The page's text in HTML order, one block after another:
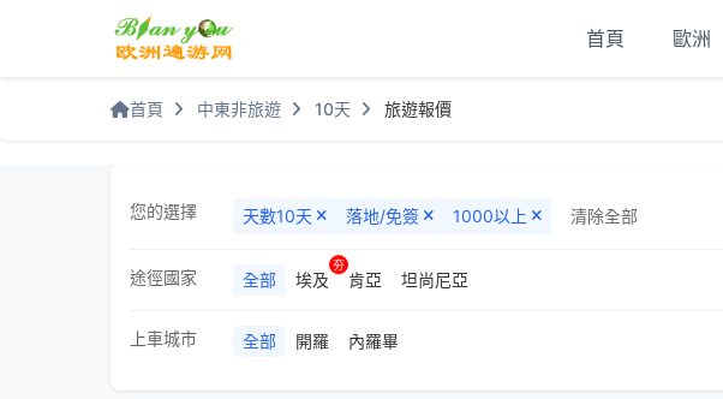
首頁 歐洲
首頁 中東非旅遊 10天 旅遊報價
您的選擇 天數10天 落地/免簽 1000以上 清除全部
途徑國家 全部 埃及 肯亞 坦尚尼亞
上車城市 全部 開羅 內羅畢